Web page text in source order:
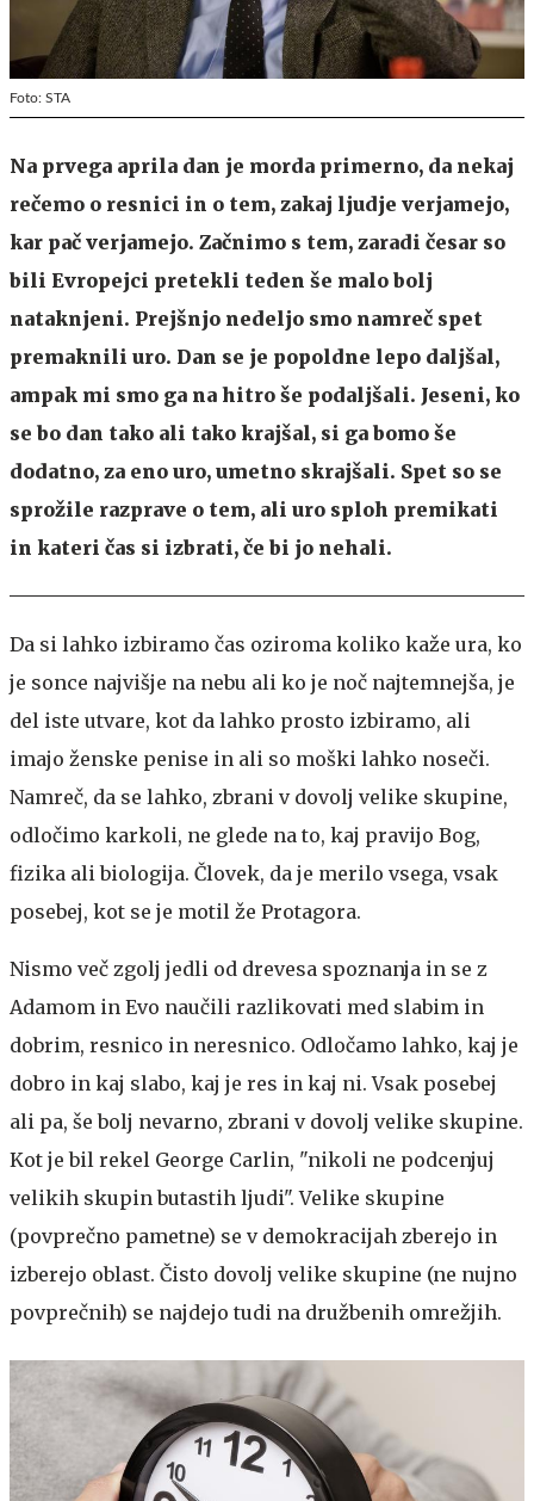
Foto: STA
Na prvega aprila dan je morda primerno, da nekaj
rečemo o resnici in o tem, zakaj ljudje verjamejo,
kar pač verjamejo. Začnimo s tem, zaradi česar so
bili Evropejci pretekli teden še malo bolj
nataknjeni. Prejšnjo nedeljo smo namreč spet
premaknili uro. Dan se je popoldne lepo daljšal,
ampak mi smo ga na hitro še podaljšali. Jeseni, ko
se bo dan tako ali tako krajšal, si ga bomo še
dodatno, za eno uro, umetno skrajšali. Spet so se
sprožile razprave o tem, ali uro sploh premikati
in kateri čas si izbrati, če bi jo nehali.
Da si lahko izbiramo čas oziroma koliko kaže ura, ko
je sonce najvišje na nebu ali ko je noč najtemnejša, je
del iste utvare, kot da lahko prosto izbiramo, ali
imajo ženske penise in ali so moški lahko noseči.
Namreč, da se lahko, zbrani v dovolj velike skupine,
odločimo karkoli, ne glede na to, kaj pravijo Bog,
fizika ali biologija. Človek, da je merilo vsega, vsak
posebej, kot se je motil že Protagora.
Nismo več zgolj jedli od drevesa spoznanja in se z
Adamom in Evo naučili razlikovati med slabim in
dobrim, resnico in neresnico. Odločamo lahko, kaj je
dobro in kaj slabo, kaj je res in kaj ni. Vsak posebej
ali pa, še bolj nevarno, zbrani v dovolj velike skupine.
Kot je bil rekel George Carlin, "nikoli ne podcenjuj
velikih skupin butastih ljudi". Velike skupine
(povprečno pametne) se v demokracijah zberejo in
izberejo oblast. Čisto dovolj velike skupine (ne nujno
povprečnih) se najdejo tudi na družbenih omrežjih.